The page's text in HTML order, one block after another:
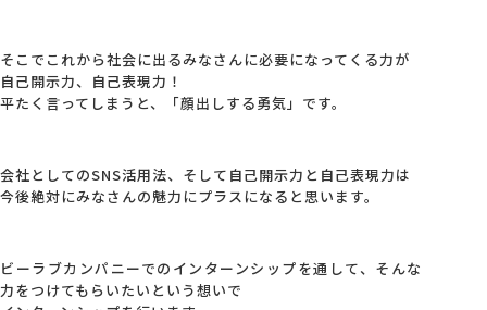
そこでこれから社会に出るみなさんに必要になってくる力が
自己開示力、自己表現力！
平たく言ってしまうと、「顔出しする勇気」です。
会社としてのSNS活用法、そして自己開示力と自己表現力は
今後絶対にみなさんの魅力にプラスになると思います。
ビーラブカンパニーでのインターンシップを通して、そんな
力をつけてもらいたいという想いで